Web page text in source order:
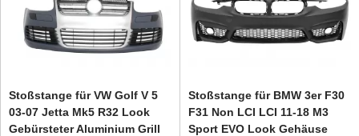
Stoßstange für VW Golf V 5
03-07 Jetta Mk5 R32 Look
Gebürsteter Aluminium Grill
Stoßstange für BMW 3er F30
F31 Non LCI LCI 11-18 M3
Sport EVO Look Gehäuse